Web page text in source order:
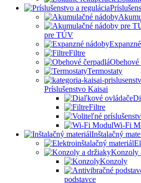
pre TÚV
Filtre
Obehové
Termostaty
Príslušenstvo Kaisai
Filtre
Wi-Fi
Inštalačný
Konzoly
Konzoly
podstavce